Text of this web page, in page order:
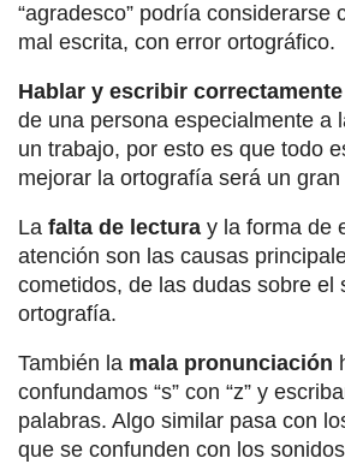
“agradesco” podría considerarse
mal escrita, con error ortográfico.
Hablar y escribir correctamente
de una persona especialmente a
un trabajo, por esto es que todo
mejorar la ortografía será un
La falta de lectura y la forma de
atención son las causas
cometidos, de las dudas sobre el
ortografía.
También la mala pronunciación
confundamos “s” con “z” y
palabras. Algo similar pasa con
que se confunden con los sonidos